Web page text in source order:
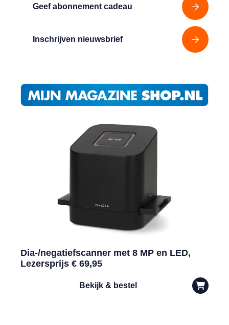
Geef abonnement cadeau
Inschrijven nieuwsbrief
Dia-/negatiefscanner met 8 MP en LED,
Lezersprijs € 69,95
Bekijk & bestel